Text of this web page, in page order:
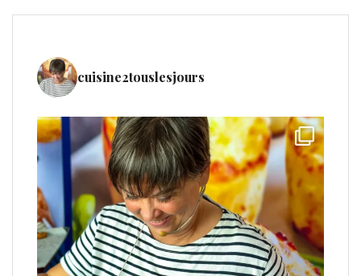
cuisine2touslesjours